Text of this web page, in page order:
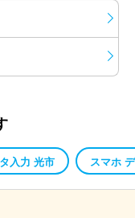
入力 光市 スマホ